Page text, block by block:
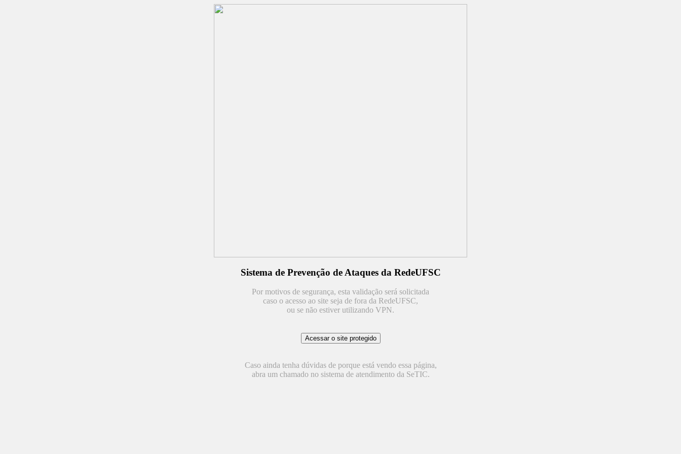
Sistema de Prevenção de Ataques da RedeUFSC
Por motivos de segurança, esta validação será solicitada
caso o acesso ao site seja de fora da RedeUFSC,
ou se não estiver utilizando VPN.
Caso ainda tenha dúvidas de porque está vendo essa página,
abra um chamado no sistema de atendimento da SeTIC.